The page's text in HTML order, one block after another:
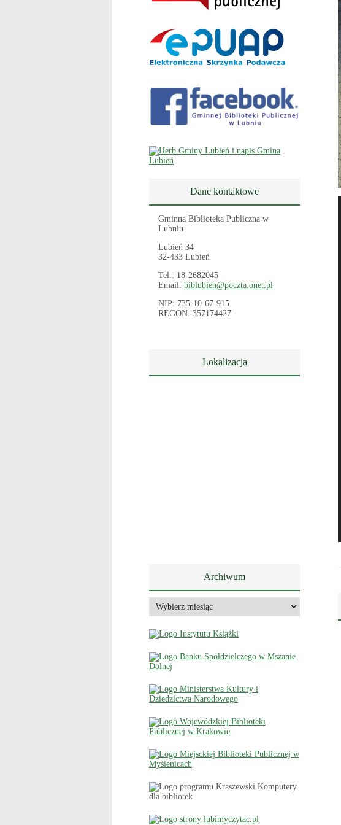
Dane kontaktowe
Gminna Biblioteka Publiczna w
Lubniu
Lubień 34
32-433 Lubień
Tel.: 18-2682045
Email: biblubien@poczta.onet.pl
NIP: 735-10-67-915
REGON: 357174427
Lokalizacja
Archiwum